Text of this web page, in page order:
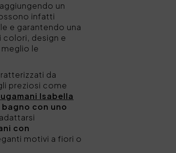
un
infatti
e garantendo una
colori, design e
le
da
preziosi come
Isabella
con uno
con
motivi a fiori o